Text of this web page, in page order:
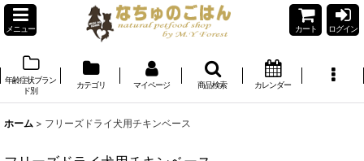
メニュー カート ログイン
年齢症状ブラン
ド別
カテゴリ マイページ 商品検索 カレンダー
ホーム > フリーズドライ犬用チキンベース